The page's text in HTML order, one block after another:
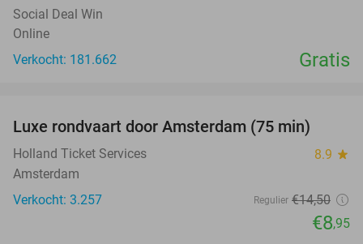
Social Deal Win
Online
Verkocht: 181.662
Gratis
Luxe rondvaart door Amsterdam (75 min)
Holland Ticket Services 8.9 star
Amsterdam
Verkocht: 3.257
Regulier €14,50
€8,95